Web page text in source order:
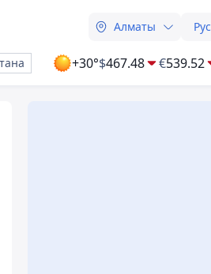
Алматы Рус
+30°$467.48 €539.52